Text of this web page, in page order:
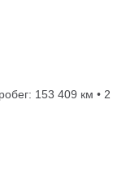
153 409 км • 2